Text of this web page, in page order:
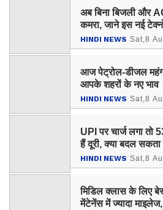
अब बिना बिजली और
कमरा, जाने इस नई
फायदा ?
HINDI NEWS Sat,8
आज पेट्रोल-डीजल
आपके शहरों के नए भाव
HINDI NEWS Sat,8
UPI पर चार्ज लगा तो
हैं दूरी, क्या बदल
?
HINDI NEWS Sat,8
मिडिल क्लास के लिए
मेंटेनेंस में ज्यादा